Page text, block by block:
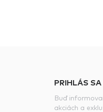
PRIHLÁS
Buď
akciách a